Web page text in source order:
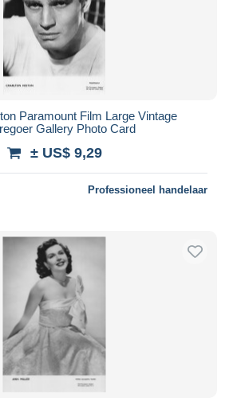
Paramount Film Large Vintage
Gallery Photo Card
± US$ 9,29
Professioneel handelaar